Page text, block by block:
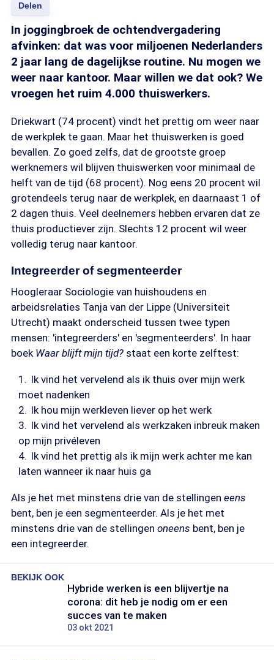
Delen
In joggingbroek de ochtendvergadering
afvinken: dat was voor miljoenen Nederlanders
2 jaar lang de dagelijkse routine. Nu mogen we
weer naar kantoor. Maar willen we dat ook? We
vroegen het ruim 4.000 thuiswerkers.
Driekwart (74 procent) vindt het prettig om weer naar
de werkplek te gaan. Maar het thuiswerken is goed
bevallen. Zo goed zelfs, dat de grootste groep
werknemers wil blijven thuiswerken voor minimaal de
helft van de tijd (68 procent). Nog eens 20 procent wil
grotendeels terug naar de werkplek, en daarnaast 1 of
2 dagen thuis. Veel deelnemers hebben ervaren dat ze
thuis productiever zijn. Slechts 12 procent wil weer
volledig terug naar kantoor.
Integreerder of segmenteerder
Hoogleraar Sociologie van huishoudens en
arbeidsrelaties Tanja van der Lippe (Universiteit
Utrecht) maakt onderscheid tussen twee typen
mensen: 'integreerders' en 'segmenteerders'. In haar
boek Waar blijft mijn tijd? staat een korte zelftest:
Ik vind het vervelend als ik thuis over mijn werk
moet nadenken
Ik hou mijn werkleven liever op het werk
Ik vind het vervelend als werkzaken inbreuk maken
op mijn privéleven
Ik vind het prettig als ik mijn werk achter me kan
laten wanneer ik naar huis ga
Als je het met minstens drie van de stellingen eens
bent, ben je een segmenteerder. Als je het met
minstens drie van de stellingen oneens bent, ben je
een integreerder.
BEKIJK OOK
Hybride werken is een blijvertje na
corona: dit heb je nodig om er een
succes van te maken
03 okt 2021